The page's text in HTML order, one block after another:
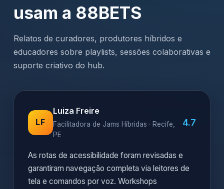
usam a 88BETS
Relatos de curadores, produtores híbridos e
educadores sobre playlists, sessões colaborativas e
suporte criativo do hub.
LF
Luiza Freire
Facilitadora de Jams Híbridas · Recife,
PE
4.7
As rotas de acessibilidade foram revisadas e
garantiram navegação completa via leitores de
tela e comandos por voz. Workshops